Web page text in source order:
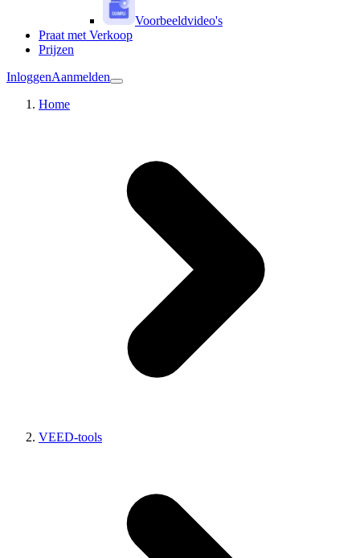
Voorbeeldvideo's
Praat met Verkoop
Prijzen
InloggenAanmelden
Home
VEED-tools